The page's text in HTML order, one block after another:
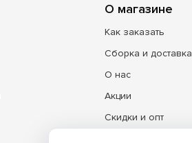
О магазине
Как заказать
Сборка и доставка
О нас
Акции
Скидки и опт